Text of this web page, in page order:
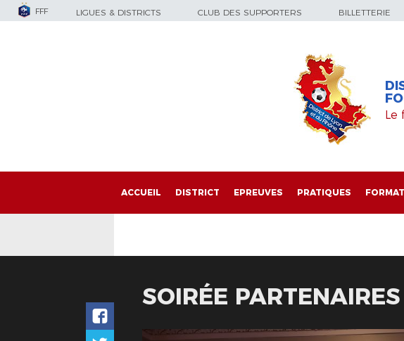
FFF LIGUES & DISTRICTS CLUB DES SUPPORTERS BILLETTERIE
Le
ACCUEIL DISTRICT EPREUVES PRATIQUES
SOIRÉE